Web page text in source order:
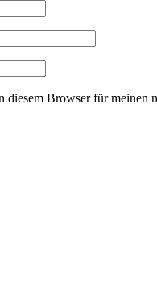
Browser für meinen